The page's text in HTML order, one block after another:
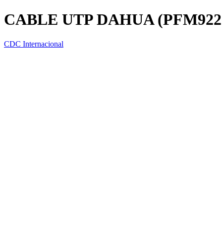
CABLE UTP DAHUA
CDC Internacional